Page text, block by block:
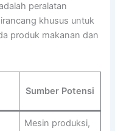
peralatan
khusus untuk
produk makanan dan
Sumber Potensi
Mesin produksi,